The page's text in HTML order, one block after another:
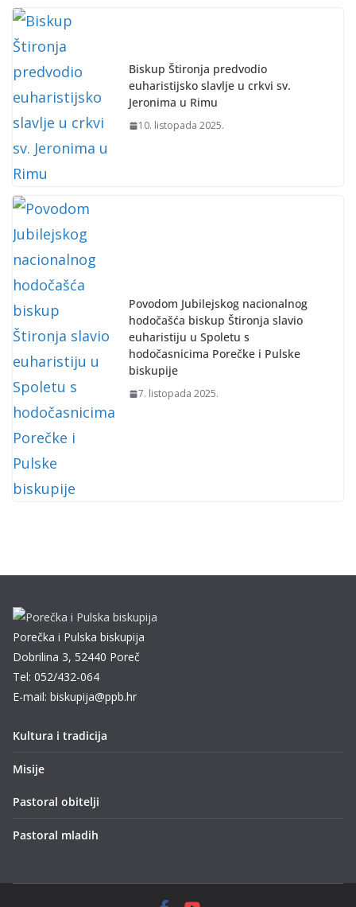
Biskup Štironja predvodio
euharistijsko slavlje u crkvi sv.
Jeronima u Rimu
10. listopada 2025.
Povodom Jubilejskog nacionalnog
hodočašća biskup Štironja slavio
euharistiju u Spoletu s
hodočasnicima Porečke i Pulske
biskupije
7. listopada 2025.
Porečka i Pulska biskupija
Dobrilina 3, 52440 Poreč
Tel: 052/432-064
E-mail: biskupija@ppb.hr
Kultura i tradicija
Misije
Pastoral obitelji
Pastoral mladih